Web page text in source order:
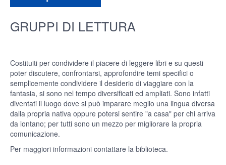
GRUPPI DI LETTURA
Costituiti per condividere il piacere di leggere libri e su questi
poter discutere, confrontarsi, approfondire temi specifici o
semplicemente condividere il desiderio di viaggiare con la
fantasia, si sono nel tempo diversificati ed ampliati. Sono infatti
diventati il luogo dove si può imparare meglio una lingua diversa
dalla propria nativa oppure potersi sentire "a casa" per chi arriva
da lontano; per tutti sono un mezzo per migliorare la propria
comunicazione.
Per maggiori informazioni contattare la biblioteca.